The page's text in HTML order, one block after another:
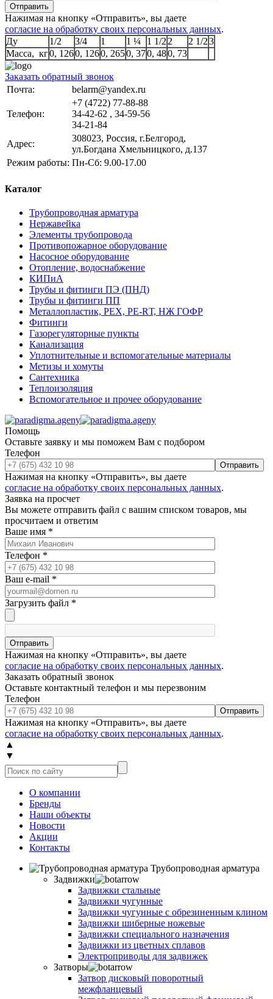
Отправить
Нажимая на кнопку «Отправить», вы даете
согласие на обработку своих персональных данных.
Ду
1/2 3/4 1 1 ¼ 1 1/2 2 2 1/23
Масса, кг0, 1260, 1260, 2650, 370, 480, 73
Заказать обратный звонок
Почта:
belarm@yandex.ru
Телефон:
+7 (4722) 77-88-88
34-42-62 , 34-59-56
34-21-84
Адрес:
308023, Россия, г.Белгород,
ул.Богдана Хмельницкого, д.137
Режим работы: Пн-Сб: 9.00-17.00
Каталог
Трубопроводная арматура
Нержавейка
Элементы трубопровода
Противопожарное оборудование
Насосное оборудование
Отопление, водоснабжение
КИПиА
Трубы и фитинги ПЭ (ПНД)
Трубы и фитинги ПП
Металлопластик, РЕХ, РЕ-RТ, НЖ ГОФР
Фитинги
Газорегуляторные пункты
Канализация
Уплотнительные и вспомогательные материалы
Метизы и хомуты
Сантехника
Теплоизоляция
Вспомогательное и прочее оборудование
Помощь
Оставьте заявку и мы поможем Вам с подбором
Телефон
Отправить
Нажимая на кнопку «Отправить», вы даете
согласие на обработку своих персональных данных.
Заявка на просчет
Вы можете отправить файл с вашим списком товаров, мы
просчитаем и ответим
Ваше имя *
Телефон *
Ваш e-mail *
Загрузить файл *
Отправить
Нажимая на кнопку «Отправить», вы даете
согласие на обработку своих персональных данных.
Заказать обратный звонок
Оставьте контактный телефон и мы перезвоним
Телефон
Отправить
Нажимая на кнопку «Отправить», вы даете
согласие на обработку своих персональных данных.
▲
▼
О компании
Бренды
Наши объекты
Новости
Акции
Контакты
Трубопроводная арматура
Задвижки
Задвижки стальные
Задвижки чугунные
Задвижки чугунные с обрезиненным клином
Задвижки шиберные ножевые
Задвижки специального назначения
Задвижки из цветных сплавов
Электроприводы для задвижек
Затворы
Затвор дисковый поворотный
межфланцевый